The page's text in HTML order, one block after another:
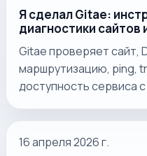
Я сделал Gitae:
диагностики
Gitae проверяет сайт,
маршрутизацию, ping,
доступность сервиса
16 апреля 2026 г.